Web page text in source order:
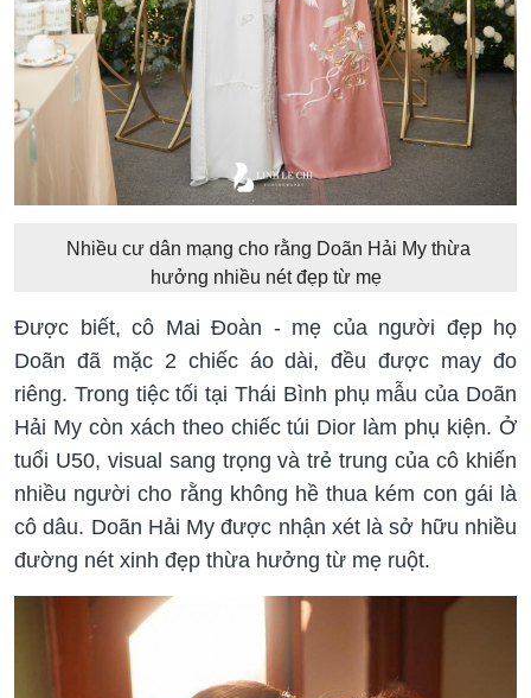
Nhiều cư dân mạng cho rằng Doãn Hải My thừa
hưởng nhiều nét đẹp từ mẹ
Được biết, cô Mai Đoàn - mẹ của người đẹp họ
Doãn đã mặc 2 chiếc áo dài, đều được may đo
riêng. Trong tiệc tối tại Thái Bình phụ mẫu của Doãn
Hải My còn xách theo chiếc túi Dior làm phụ kiện. Ở
tuổi U50, visual sang trọng và trẻ trung của cô khiến
nhiều người cho rằng không hề thua kém con gái là
cô dâu. Doãn Hải My được nhận xét là sở hữu nhiều
đường nét xinh đẹp thừa hưởng từ mẹ ruột.